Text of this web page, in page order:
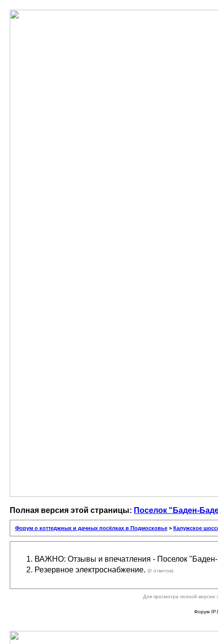
Полная версия этой страницы: Поселок "Баден-
Форум о коттеджных и дачных посёлках в Подмосковье > Калужское
ВАЖНО: Отзывы и впечатления - Поселок
Резервное электроснабжение. (0 ответов)
Для просмотра полной
Форум